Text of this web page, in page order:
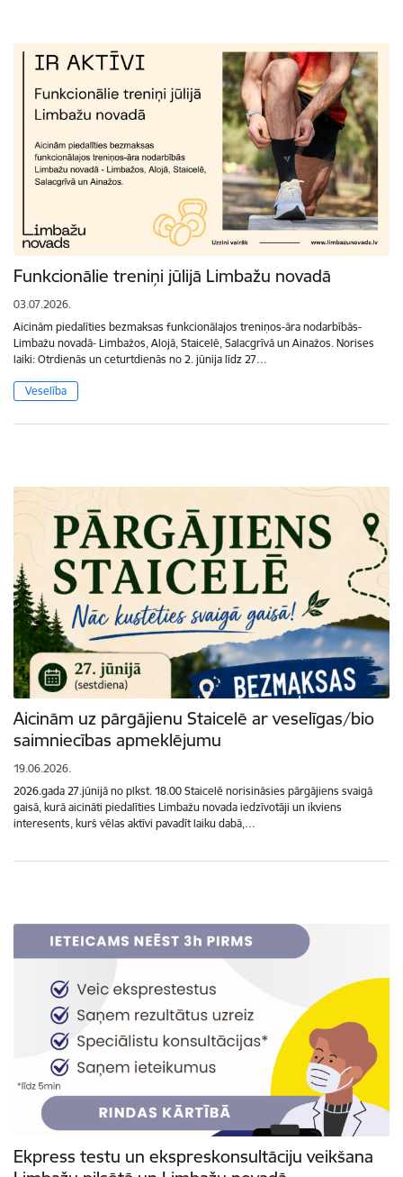
Funkcionālie treniņi jūlijā Limbažu novadā
03.07.2026.
Aicinām piedalīties bezmaksas funkcionālajos treniņos-āra nodarbībās-
Limbažu novadā- Limbažos, Alojā, Staicelē, Salacgrīvā un Ainažos. Norises
laiki: Otrdienās un ceturtdienās no 2. jūnija līdz 27…
Veselība
Aicinām uz pārgājienu Staicelē ar veselīgas/bio
saimniecības apmeklējumu
19.06.2026.
2026.gada 27.jūnijā no plkst. 18.00 Staicelē norisināsies pārgājiens svaigā
gaisā, kurā aicināti piedalīties Limbažu novada iedzīvotāji un ikviens
interesents, kurš vēlas aktīvi pavadīt laiku dabā,…
Ekpress testu un ekspreskonsultāciju veikšana